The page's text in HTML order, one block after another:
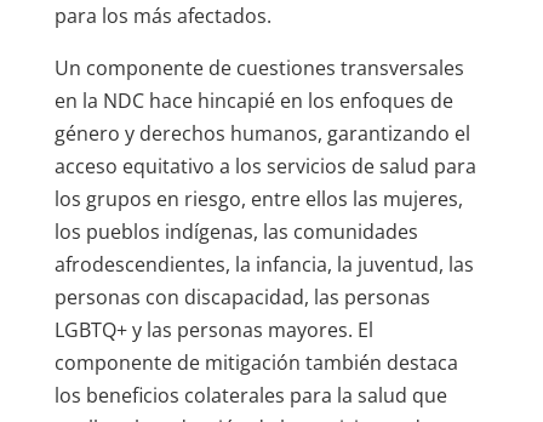
para los más afectados.
Un componente de cuestiones transversales
en la NDC hace hincapié en los enfoques de
género y derechos humanos, garantizando el
acceso equitativo a los servicios de salud para
los grupos en riesgo, entre ellos las mujeres,
los pueblos indígenas, las comunidades
afrodescendientes, la infancia, la juventud, las
personas con discapacidad, las personas
LGBTQ+ y las personas mayores. El
componente de mitigación también destaca
los beneficios colaterales para la salud que